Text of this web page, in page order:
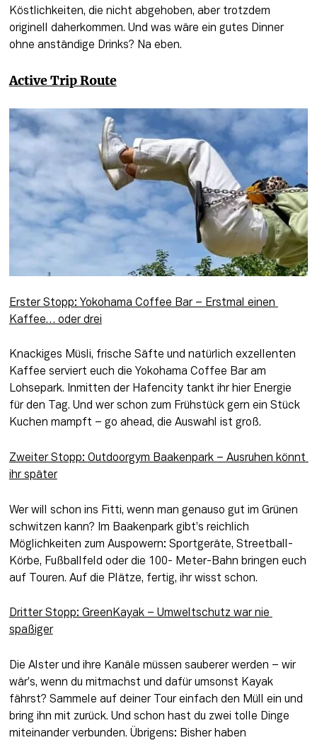
Köstlichkeiten, die nicht abgehoben, aber trotzdem
originell daherkommen. Und was wäre ein gutes Dinner
ohne anständige Drinks? Na eben.
Active Trip Route
Erster Stopp: Yokohama Coffee Bar – Erstmal einen
Kaffee… oder drei
Knackiges Müsli, frische Säfte und natürlich exzellenten
Kaffee serviert euch die Yokohama Coffee Bar am
Lohsepark. Inmitten der Hafencity tankt ihr hier Energie
für den Tag. Und wer schon zum Frühstück gern ein Stück
Kuchen mampft – go ahead, die Auswahl ist groß.
Zweiter Stopp: Outdoorgym Baakenpark – Ausruhen könnt
ihr später
Wer will schon ins Fitti, wenn man genauso gut im Grünen
schwitzen kann? Im Baakenpark gibt’s reichlich
Möglichkeiten zum Auspowern: Sportgeräte, Streetball-
Körbe, Fußballfeld oder die 100- Meter-Bahn bringen euch
auf Touren. Auf die Plätze, fertig, ihr wisst schon.
Dritter Stopp: GreenKayak – Umweltschutz war nie
spaßiger
Die Alster und ihre Kanäle müssen sauberer werden – wir
wär’s, wenn du mitmachst und dafür umsonst Kayak
fährst? Sammele auf deiner Tour einfach den Müll ein und
bring ihn mit zurück. Und schon hast du zwei tolle Dinge
miteinander verbunden. Übrigens: Bisher haben